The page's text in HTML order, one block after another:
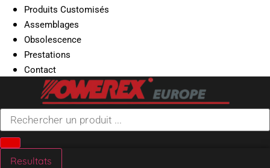
Produits Customisés
Assemblages
Obsolescence
Prestations
Contact
Search
Resultats